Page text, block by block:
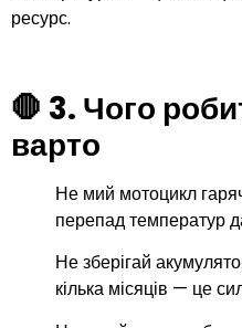
ресурс.
🛑 3. Чого
варто
Не мий мотоцикл
перепад температур
Не зберігай
кілька місяців — це